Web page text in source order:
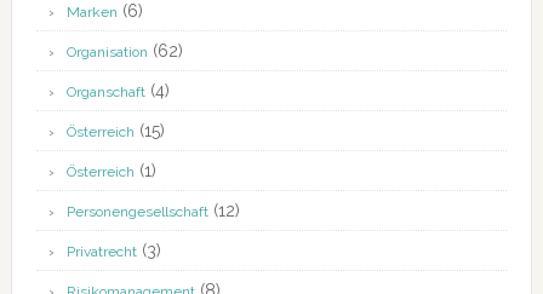
Marken (6)
Organisation (62)
Organschaft(4)
Österreich (15)
Österreich (1)
Personengesellschaft(12)
Privatrecht(3)